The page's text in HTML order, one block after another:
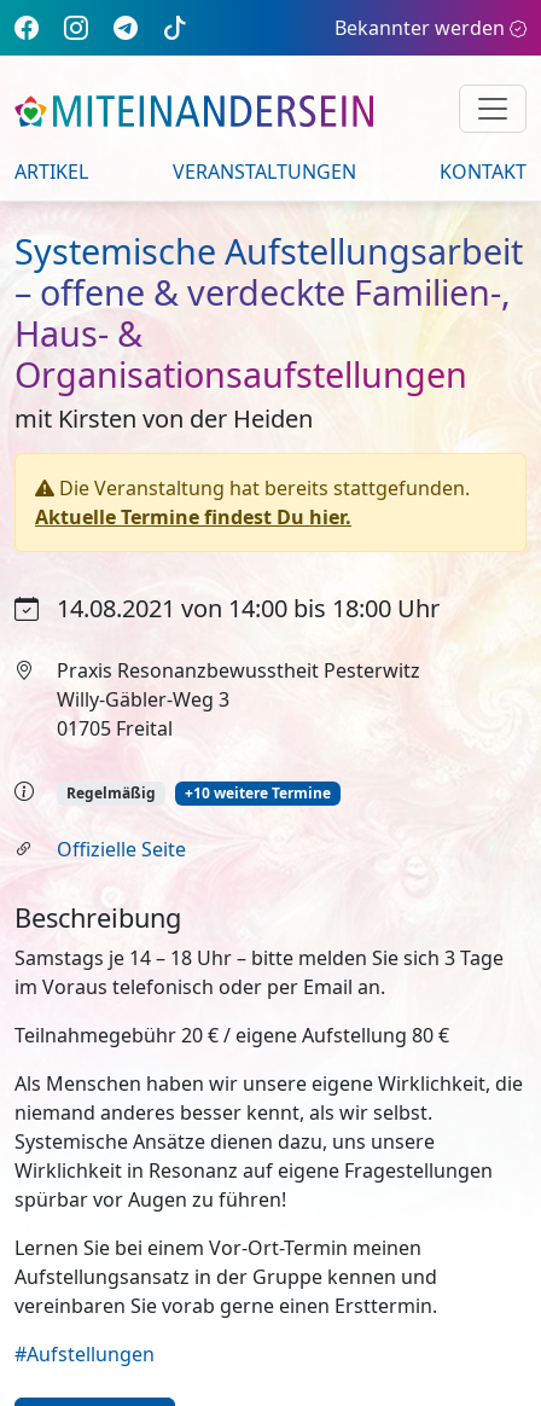
Bekannter werden
ARTIKEL VERANSTALTUNGEN KONTAKT
Systemische Aufstellungsarbeit
– offene & verdeckte Familien-,
Haus- &
Organisationsaufstellungen
mit Kirsten von der Heiden
Die Veranstaltung hat bereits stattgefunden.
Aktuelle Termine findest Du hier.
14.08.2021 von 14:00 bis 18:00 Uhr
Praxis Resonanzbewusstheit Pesterwitz
Willy-Gäbler-Weg 3
01705 Freital
Regelmäßig +10 weitere Termine
Offizielle Seite
Beschreibung
Samstags je 14 – 18 Uhr – bitte melden Sie sich 3 Tage
im Voraus telefonisch oder per Email an.
Teilnahmegebühr 20 € / eigene Aufstellung 80 €
Als Menschen haben wir unsere eigene Wirklichkeit, die
niemand anderes besser kennt, als wir selbst.
Systemische Ansätze dienen dazu, uns unsere
Wirklichkeit in Resonanz auf eigene Fragestellungen
spürbar vor Augen zu führen!
Lernen Sie bei einem Vor-Ort-Termin meinen
Aufstellungsansatz in der Gruppe kennen und
vereinbaren Sie vorab gerne einen Ersttermin.
#Aufstellungen